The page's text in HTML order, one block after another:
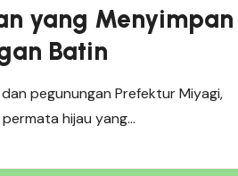
yang Menyimpan
Batin
pegunungan Prefektur Miyagi,
hijau yang…